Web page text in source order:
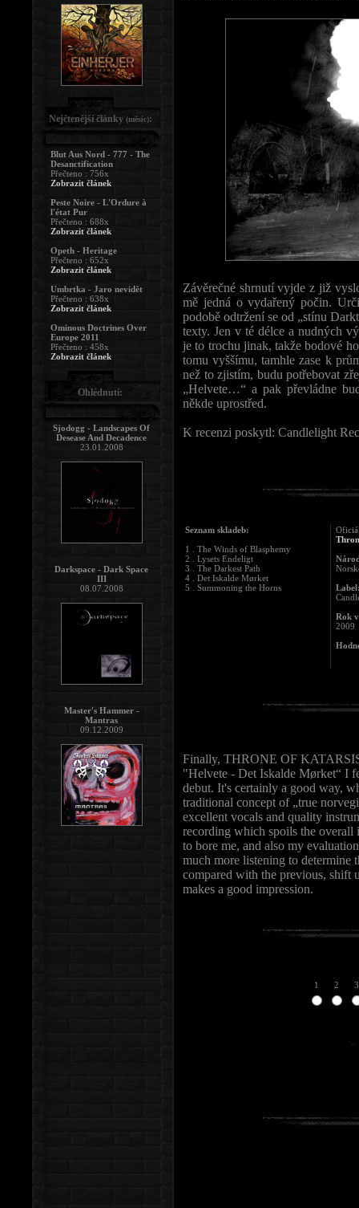
Závěrečné shrnutí vyjde z již
mě jedná o vydařený počin.
podobě odtržení se od „stínu
texty. Jen v té délce a nudných
je to trochu jinak, takže bodové
tomu vyššímu, tamhle zase k
než to zjistím, budu potřebovat
„Helvete…“ a pak převládne
někde uprostřed.
K recenzi poskytl: Candlelight
Seznam skladeb:
1 . The Winds of Blasphemy
2 . Lysets Endeligt
3 . The Darkest Path
4 . Det Iskalde Mørket
5 . Summoning the Horns
Rok
2009
Finally, THRONE OF
"Helvete - Det Iskalde Mørket“ I
debut. It's certainly a good way,
traditional concept of „true
excellent vocals and quality
recording which spoils the overall
to bore me, and also my
much more listening to determine
compared with the previous, shift
makes a good impression.
1 2 3
Nejčtenější články (měsíc):
Blut Aus Nord - 777 - The
Desanctification
Přečteno : 756x
Zobrazit článek
Peste Noire - L'Ordure à
l'état Pur
Přečteno : 688x
Zobrazit článek
Opeth - Heritage
Přečteno : 652x
Zobrazit článek
Umbrtka - Jaro nevidět
Přečteno : 638x
Zobrazit článek
Ominous Doctrines Over
Europe 2011
Přečteno : 458x
Zobrazit článek
Ohlédnutí:
Sjodogg - Landscapes Of
Desease And Decadence
23.01.2008
Darkspace - Dark Space
III
08.07.2008
Master's Hammer -
Mantras
09.12.2009